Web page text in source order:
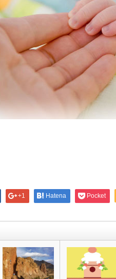
+1 Hatena Pocket